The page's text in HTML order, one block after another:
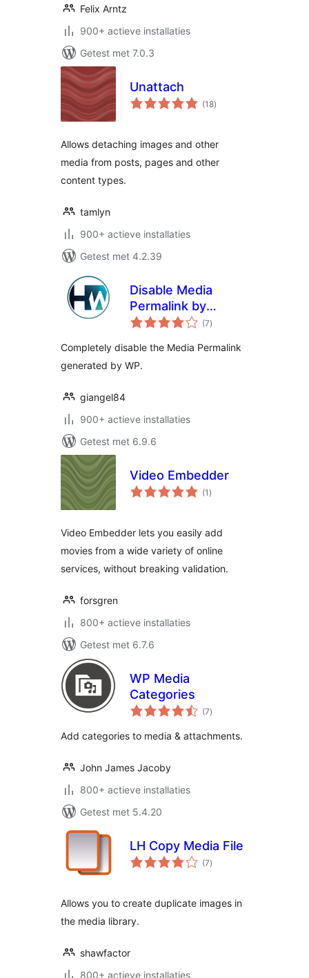
Felix Arntz
900+ actieve installaties
Getest met 7.0.3
Unattach
(18totaal
waarderingen
)
Allows detaching images and other
media from posts, pages and other
content types.
tamlyn
900+ actieve installaties
Getest met 4.2.39
Disable Media
Permalink by
Hardweb.it
(7totaal
waarderingen
)
Completely disable the Media Permalink
generated by WP.
giangel84
900+ actieve installaties
Getest met 6.9.6
Video Embedder
(1 totaal
waarderingen
)
Video Embedder lets you easily add
movies from a wide variety of online
services, without breaking validation.
forsgren
800+ actieve installaties
Getest met 6.7.6
WP Media
Categories
(7totaal
waarderingen
)
Add categories to media & attachments.
John James Jacoby
800+ actieve installaties
Getest met 5.4.20
LH Copy Media File
(7totaal
waarderingen
)
Allows you to create duplicate images in
the media library.
shawfactor
800+ actieve installaties